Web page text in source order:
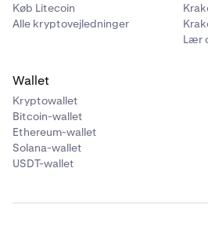
Køb Litecoin
Alle kryptovejledninger
Lær
Wallet
Kryptowallet
Bitcoin-wallet
Ethereum-wallet
Solana-wallet
USDT-wallet